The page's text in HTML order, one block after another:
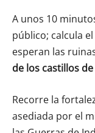
A unos 10
público; calcula
esperan las
de los castillos
Recorre la
asediada por el